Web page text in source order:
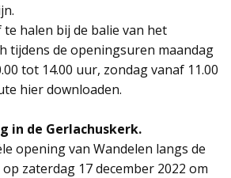
halen bij de balie van het
tijdens de openingsuren maandag
tot 14.00 uur, zondag vanaf 11.00
hier downloaden.
in de Gerlachuskerk.
opening van Wandelen langs de
zaterdag 17 december 2022 om